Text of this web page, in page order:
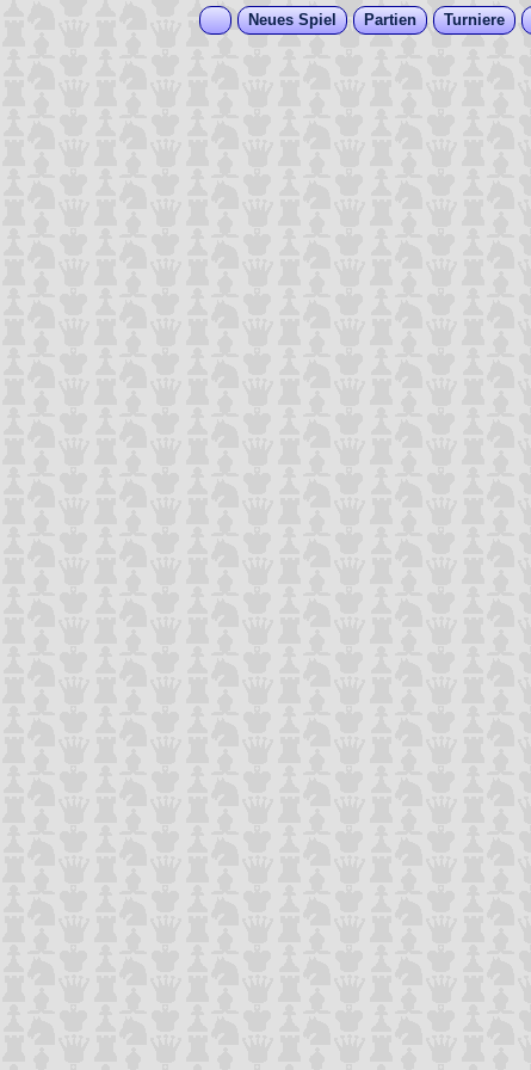
Neues Spiel Partien Turniere